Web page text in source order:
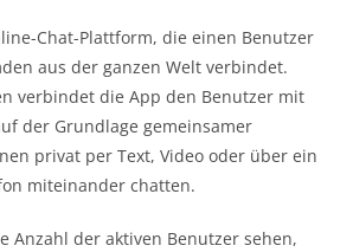
Chat-Plattform, die einen Benutzer
aus der ganzen Welt verbindet.
verbindet die App den Benutzer mit
der Grundlage gemeinsamer
privat per Text, Video oder über ein
miteinander chatten.
Anzahl der aktiven Benutzer sehen,